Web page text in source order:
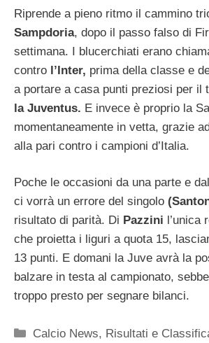
Riprende a pieno ritmo il cammino
Sampdoria, dopo il passo falso di
settimana. I blucerchiati erano
contro l’Inter, prima della classe e
a portare a casa punti preziosi per il
la Juventus. E invece è proprio la
momentaneamente in vetta, grazie
alla pari contro i campioni d’Italia.
Poche le occasioni da una parte e
ci vorrà un errore del singolo
risultato di parità. Di Pazzini l’unica
che proietta i liguri a quota 15,
13 punti. E domani la Juve avrà la
balzare in testa al campionato,
troppo presto per segnare bilanci.
Categorie
Calcio News, Risultati e